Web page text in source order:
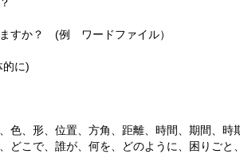
すか？　(例　ワードファイル）
に)
色、形、位置、方角、距離、時間、期間、時
どこで、誰が、何を、どのように、困りごと